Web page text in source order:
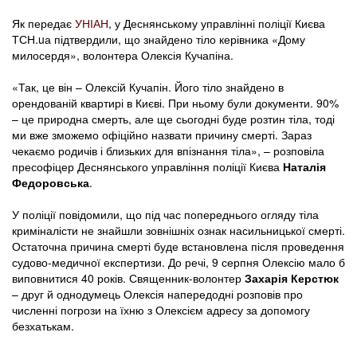
Як передає УНІАН, у Деснянському управлінні поліції Києва
ТСН.uа підтвердили, що знайдено тіло керівника «Дому
милосердя», волонтера Олексія Кучапіна.
«Так, це він – Олексій Кучапін. Його тіло знайдено в
орендованій квартирі в Києві. При ньому були документи. 90%
– це природна смерть, але ще сьогодні буде розтин тіла, тоді
ми вже зможемо офіційно назвати причину смерті. Зараз
чекаємо родичів і близьких для впізнання тіла», – розповіла
пресофіцер Деснянського управління поліції Києва Наталія
Федоровська.
У поліції повідомили, що під час попереднього огляду тіла
криміналісти не знайшли зовнішніх ознак насильницької смерті.
Остаточна причина смерті буде встановлена після проведення
судово-медичної експертизи. До речі, 9 серпня Олексію мало б
виповнитися 40 років. Священник-волонтер Захарія Керстюк
– друг й однодумець Олексія напередодні розповів про
численні погрози на їхню з Олексієм адресу за допомогу
безхатькам.